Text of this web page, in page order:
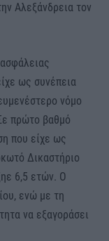
Αλεξάνδρεια τον
ως συνέπεια
νόμο
πρώτο βαθμό
που είχε ως
Δικαστήριο
6,5 ετών. Ο
ενώ με τη
να εξαγοράσει